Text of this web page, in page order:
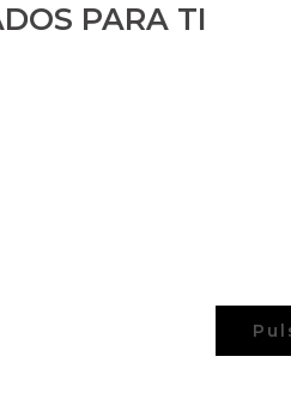
PARA TI